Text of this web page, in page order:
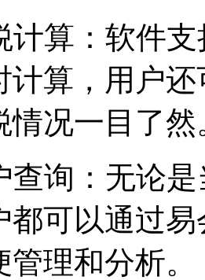
计算：软件
计算，用户
情况一目了然
查询：无论
都可以通过
理和分析。